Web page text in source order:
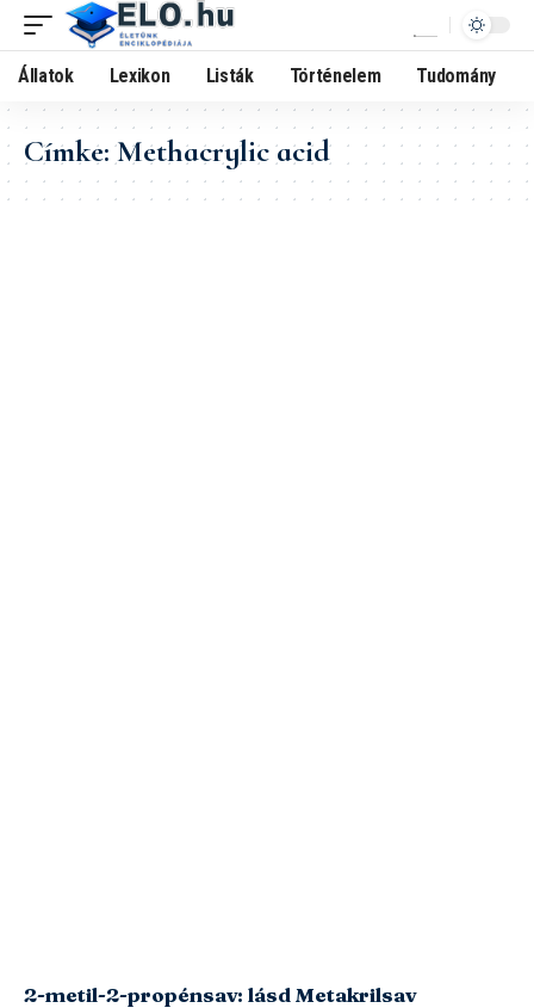
Állatok Lexikon Listák Történelem Tudomány
Címke:Methacrylic acid
2-metil-2-propénsav: lásd Metakrilsav